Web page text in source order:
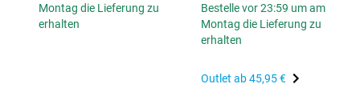
Montag die Lieferung zu
erhalten
Bestelle vor 23:59 um am
Montag die Lieferung zu
erhalten
Outlet ab45,95 €